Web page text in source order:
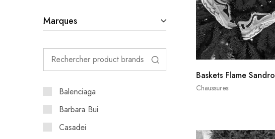
Chaussures
Baskets Flame Sandro
Marques
Balenciaga
Barbara Bui
Casadei